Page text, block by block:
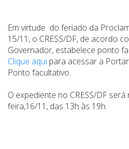
Em virtude do feriado da
15/11, o CRESS/DF, de acordo
Governador, estabelece ponto
Clique aqui para acessar a
Ponto facultativo.
O expediente no CRESS/DF
feira,16/11, das 13h às 19h.